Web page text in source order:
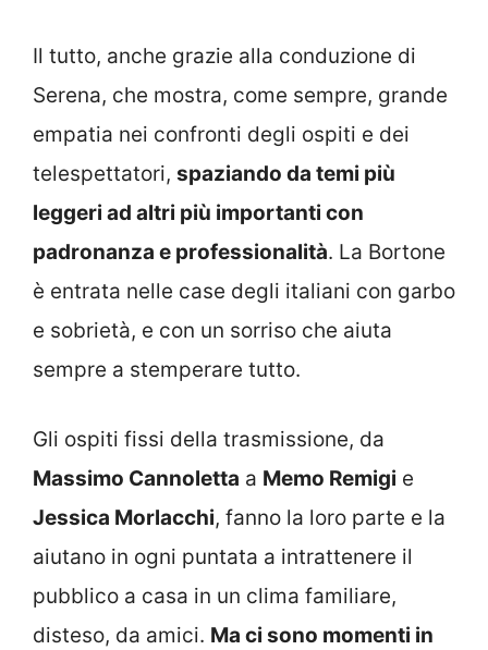
Il tutto, anche grazie alla conduzione di
Serena, che mostra, come sempre, grande
empatia nei confronti degli ospiti e dei
telespettatori, spaziando da temi più
leggeri ad altri più importanti con
padronanza e professionalità. La Bortone
è entrata nelle case degli italiani con garbo
e sobrietà, e con un sorriso che aiuta
sempre a stemperare tutto.
Gli ospiti fissi della trasmissione, da
Massimo Cannoletta a Memo Remigi e
Jessica Morlacchi, fanno la loro parte e la
aiutano in ogni puntata a intrattenere il
pubblico a casa in un clima familiare,
disteso, da amici. Ma ci sono momenti in